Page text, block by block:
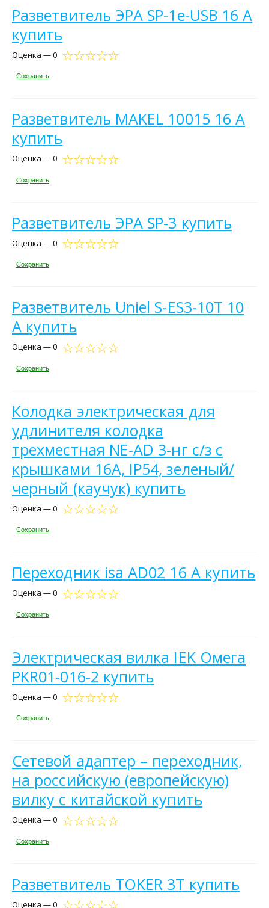
Разветвитель ЭРА SP-1e-USB 16 А
купить
Оценка — 0
Сохранить
Разветвитель MAKEL 10015 16 А
купить
Оценка — 0
Сохранить
Разветвитель ЭРА SP-3 купить
Оценка — 0
Сохранить
Разветвитель Uniel S-ES3-10T 10
А купить
Оценка — 0
Сохранить
Колодка электрическая для
удлинителя колодка
трехместная NE-AD 3-нг с/з с
крышками 16А, IP54, зеленый/
черный (каучук) купить
Оценка — 0
Сохранить
Переходник isa AD02 16 А купить
Оценка — 0
Сохранить
Электрическая вилка IEK Омега
PKR01-016-2 купить
Оценка — 0
Сохранить
Сетевой адаптер – переходник,
на российскую (европейскую)
вилку с китайской купить
Оценка — 0
Сохранить
Разветвитель TOKER 3T купить
Оценка — 0